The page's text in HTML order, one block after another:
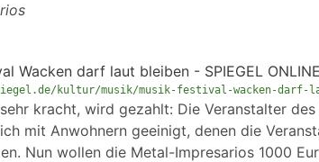
Wacken darf laut bleiben - SPIEGEL ONLINE
kultur/musik/musik-festival-wacken-darf-
kracht, wird gezahlt: Die Veranstalter
mit Anwohnern geeinigt, denen die
Nun wollen die Metal-Impresarios 1000